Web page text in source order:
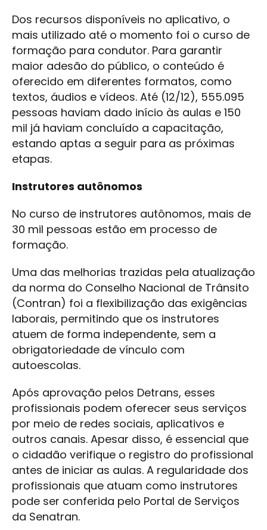
Dos recursos disponíveis no aplicativo, o
mais utilizado até o momento foi o curso de
formação para condutor. Para garantir
maior adesão do público, o conteúdo é
oferecido em diferentes formatos, como
textos, áudios e vídeos. Até (12/12), 555.095
pessoas haviam dado início às aulas e 150
mil já haviam concluído a capacitação,
estando aptas a seguir para as próximas
etapas.
Instrutores autônomos
No curso de instrutores autônomos, mais de
30 mil pessoas estão em processo de
formação.
Uma das melhorias trazidas pela atualização
da norma do Conselho Nacional de Trânsito
(Contran) foi a flexibilização das exigências
laborais, permitindo que os instrutores
atuem de forma independente, sem a
obrigatoriedade de vínculo com
autoescolas.
Após aprovação pelos Detrans, esses
profissionais podem oferecer seus serviços
por meio de redes sociais, aplicativos e
outros canais. Apesar disso, é essencial que
o cidadão verifique o registro do profissional
antes de iniciar as aulas. A regularidade dos
profissionais que atuam como instrutores
pode ser conferida pelo Portal de Serviços
da Senatran.